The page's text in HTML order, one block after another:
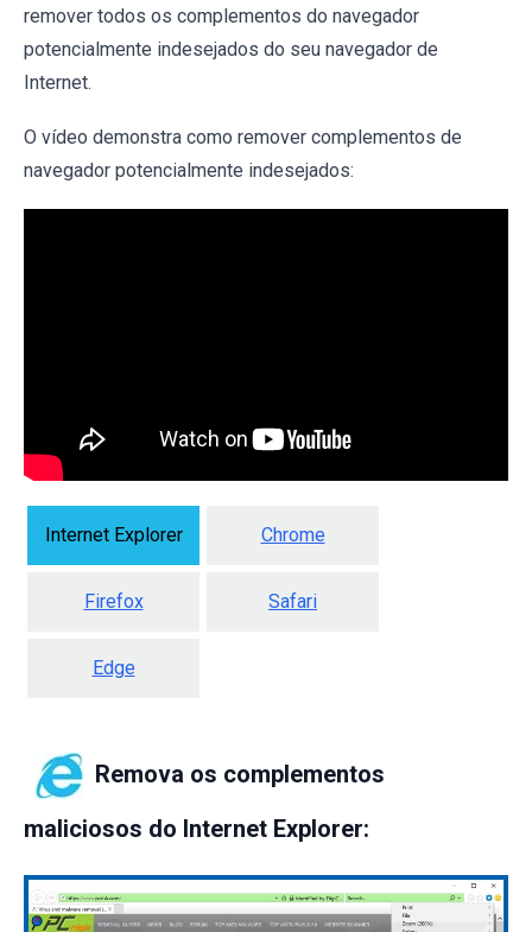
remover todos os complementos do navegador
potencialmente indesejados do seu navegador de
Internet.
O vídeo demonstra como remover complementos de
navegador potencialmente indesejados:
Internet Explorer Chrome
Firefox Safari
Edge
Remova os complementos
maliciosos do Internet Explorer: